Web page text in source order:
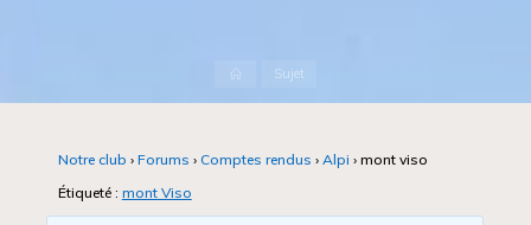
AccueilSujet
Notre club › Forums › Comptes rendus › Alpi › mont viso
Étiqueté :mont Viso